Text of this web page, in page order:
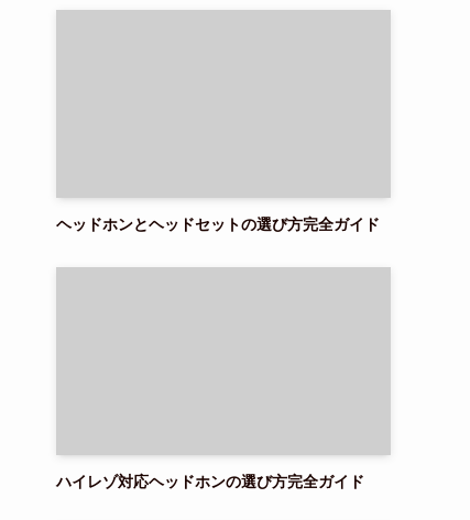
ヘッドホンとヘッドセットの選び方完全ガイド
ハイレゾ対応ヘッドホンの選び方完全ガイド